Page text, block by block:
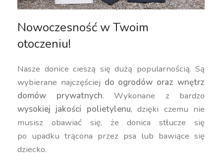
Nowoczesność w Twoim
otoczeniu!
Nasze donice cieszą się dużą popularnością. Są
wybierane najczęściej do ogrodów oraz wnętrz
domów prywatnych. Wykonane z bardzo
wysokiej jakości polietylenu, dzięki czemu nie
musisz obawiać się, że donica stłucze się
po upadku trącona przez psa lub bawiące się
dziecko.